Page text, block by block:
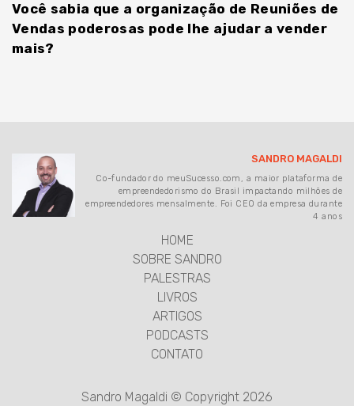
Você sabia que a organização de Reuniões de
Vendas poderosas pode lhe ajudar a vender
mais?
SANDRO MAGALDI
Co-fundador do meuSucesso.com, a maior plataforma de
empreendedorismo do Brasil impactando milhões de
empreendedores mensalmente. Foi CEO da empresa durante
4 anos
HOME
SOBRE SANDRO
PALESTRAS
LIVROS
ARTIGOS
PODCASTS
CONTATO
Sandro Magaldi © Copyright 2026